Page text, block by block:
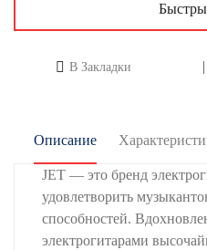
В Закладки
Описание
JET — это бренд
удовлетворить
способностей.
электрогитарами